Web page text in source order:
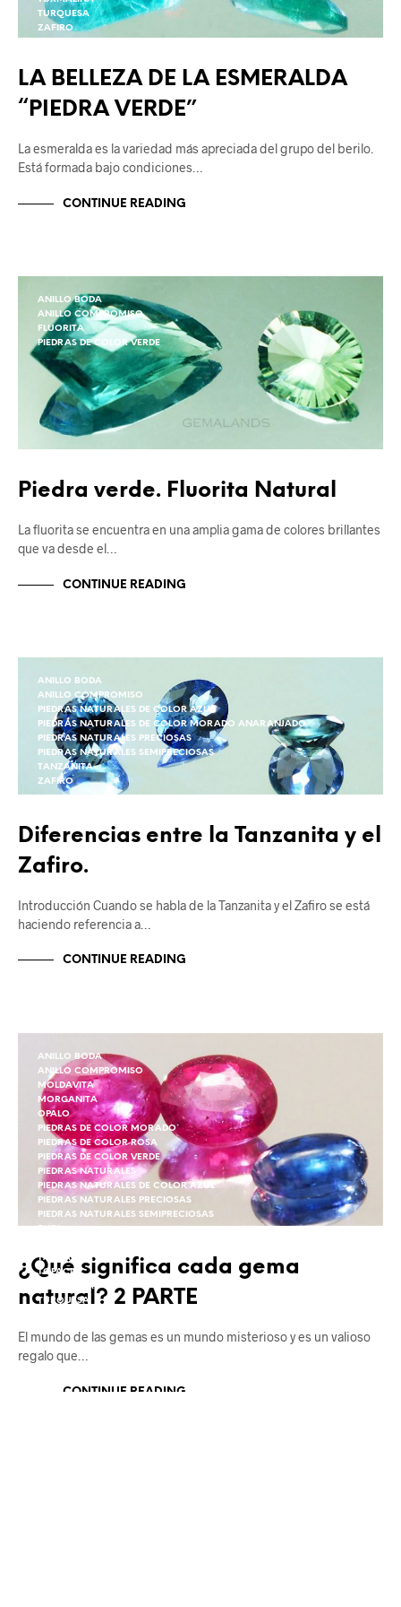
TURQUESA
ZAFIRO
LA BELLEZA DE LA ESMERALDA
“PIEDRA VERDE”
La esmeralda es la variedad más apreciada del grupo del berilo.
Está formada bajo condiciones…
CONTINUE READING
ANILLO BODA
ANILLO COMPROMISO
FLUORITA
PIEDRAS DE COLOR VERDE
Piedra verde. Fluorita Natural
La fluorita se encuentra en una amplia gama de colores brillantes
que va desde el…
CONTINUE READING
ANILLO BODA
ANILLO COMPROMISO
PIEDRAS NATURALES DE COLOR AZUL
PIEDRAS NATURALES DE COLOR MORADO ANARANJADO
PIEDRAS NATURALES PRECIOSAS
PIEDRAS NATURALES SEMIPRECIOSAS
TANZANITA
ZAFIRO
Diferencias entre la Tanzanita y el
Zafiro.
Introducción Cuando se habla de la Tanzanita y el Zafiro se está
haciendo referencia a…
CONTINUE READING
ANILLO BODA
ANILLO COMPROMISO
MOLDAVITA
MORGANITA
OPALO
PIEDRAS DE COLOR MORADO
PIEDRAS DE COLOR ROSA
PIEDRAS DE COLOR VERDE
PIEDRAS NATURALES
PIEDRAS NATURALES DE COLOR AZUL
PIEDRAS NATURALES PRECIOSAS
PIEDRAS NATURALES SEMIPRECIOSAS
RUBI
TANZANITA
TOPACIO
TURMALINA
TURQUESA
¿Qué significa cada gema
natural? 2 PARTE
El mundo de las gemas es un mundo misterioso y es un valioso
regalo que…
CONTINUE READING